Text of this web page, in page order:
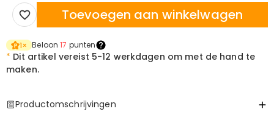
Toevoegen aan winkelwagen
1× Beloon17 punten
* Dit artikel vereist 5-12 werkdagen om met de hand te
maken.
Productomschrijvingen